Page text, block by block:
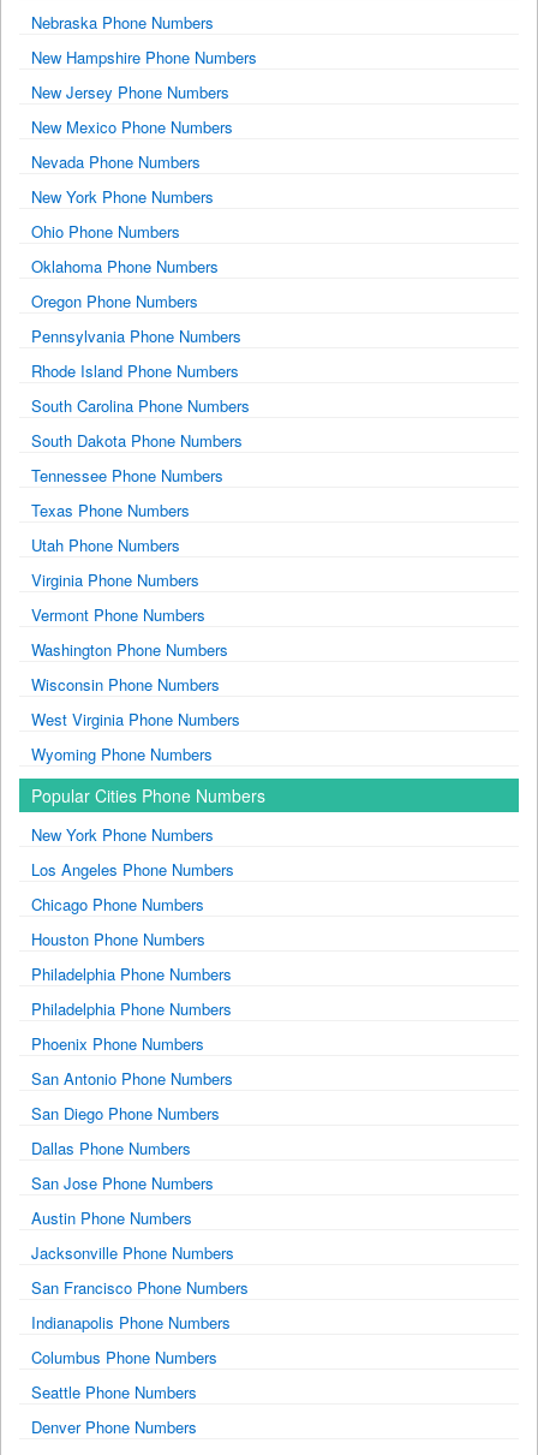
Nebraska Phone Numbers
New Hampshire Phone Numbers
New Jersey Phone Numbers
New Mexico Phone Numbers
Nevada Phone Numbers
New York Phone Numbers
Ohio Phone Numbers
Oklahoma Phone Numbers
Oregon Phone Numbers
Pennsylvania Phone Numbers
Rhode Island Phone Numbers
South Carolina Phone Numbers
South Dakota Phone Numbers
Tennessee Phone Numbers
Texas Phone Numbers
Utah Phone Numbers
Virginia Phone Numbers
Vermont Phone Numbers
Washington Phone Numbers
Wisconsin Phone Numbers
West Virginia Phone Numbers
Wyoming Phone Numbers
Popular Cities Phone Numbers
New York Phone Numbers
Los Angeles Phone Numbers
Chicago Phone Numbers
Houston Phone Numbers
Philadelphia Phone Numbers
Philadelphia Phone Numbers
Phoenix Phone Numbers
San Antonio Phone Numbers
San Diego Phone Numbers
Dallas Phone Numbers
San Jose Phone Numbers
Austin Phone Numbers
Jacksonville Phone Numbers
San Francisco Phone Numbers
Indianapolis Phone Numbers
Columbus Phone Numbers
Seattle Phone Numbers
Denver Phone Numbers